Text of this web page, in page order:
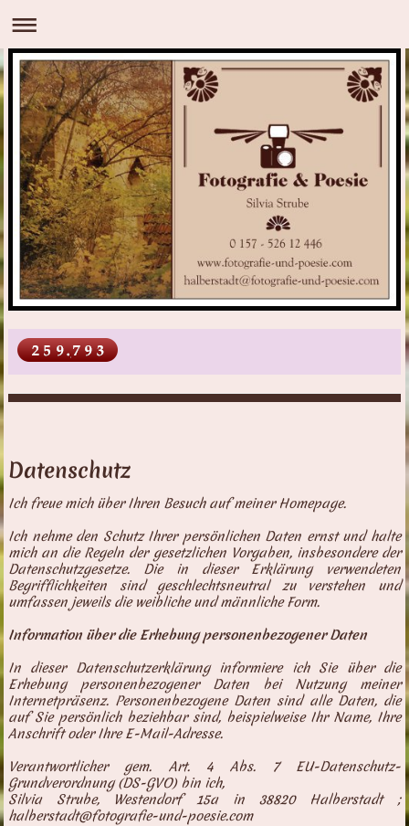
Datenschutz
Ich freue mich über Ihren Besuch auf meiner Homepage.
Ich nehme den Schutz Ihrer persönlichen Daten ernst und halte
mich an die Regeln der gesetzlichen Vorgaben, insbesondere der
Datenschutzgesetze. Die in dieser Erklärung verwendeten
Begrifflichkeiten sind geschlechtsneutral zu verstehen und
umfassen jeweils die weibliche und männliche Form.
Information über die Erhebung personenbezogener Daten
In dieser Datenschutzerklärung informiere ich Sie über die
Erhebung personenbezogener Daten bei Nutzung meiner
Internetpräsenz. Personenbezogene Daten sind alle Daten, die
auf Sie persönlich beziehbar sind, beispielweise Ihr Name, Ihre
Anschrift oder Ihre E-Mail-Adresse.
Verantwortlicher gem. Art. 4 Abs. 7 EU-Datenschutz-
Grundverordnung (DS-GVO) bin ich,
Silvia Strube, Westendorf 15a in 38820 Halberstadt ;
halberstadt@fotografie-und-poesie.com